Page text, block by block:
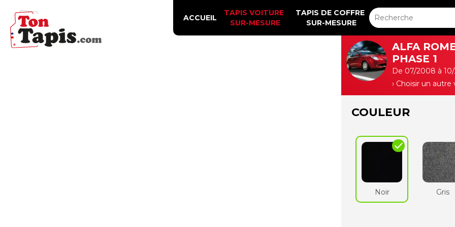
ALFA
PHASE 1
De 07/2008 à 10/
› Choisir un autre
COULEUR
check
Noir Gris
ACCUEIL
TAPIS VOITURE
SUR-MESURE
TAPIS DE COFFRE
SUR-MESURE